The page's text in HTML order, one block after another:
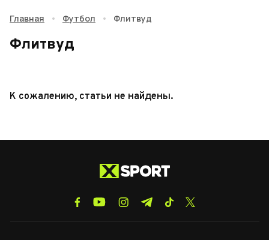
Главная • Футбол • Флитвуд
Флитвуд
К сожалению, статьи не найдены.